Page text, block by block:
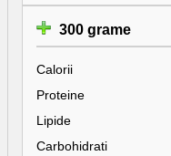
300 grame
Calorii
Proteine
Lipide
Carbohidrati